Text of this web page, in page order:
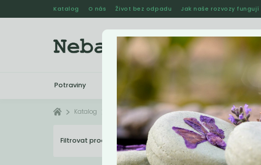
Katalog O nás Život bez odpadu Jak naše rozvozy fungují
Potraviny
Katalog Eshop
Filtrovat produkty Doporučené